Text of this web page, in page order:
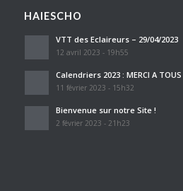
HAIESCHO
VTT des Eclaireurs – 29/04/2023
12 avril 2023 - 19h55
Calendriers 2023 : MERCI A TOUS
11 février 2023 - 15h32
Bienvenue sur notre Site !
2 février 2023 - 21h23